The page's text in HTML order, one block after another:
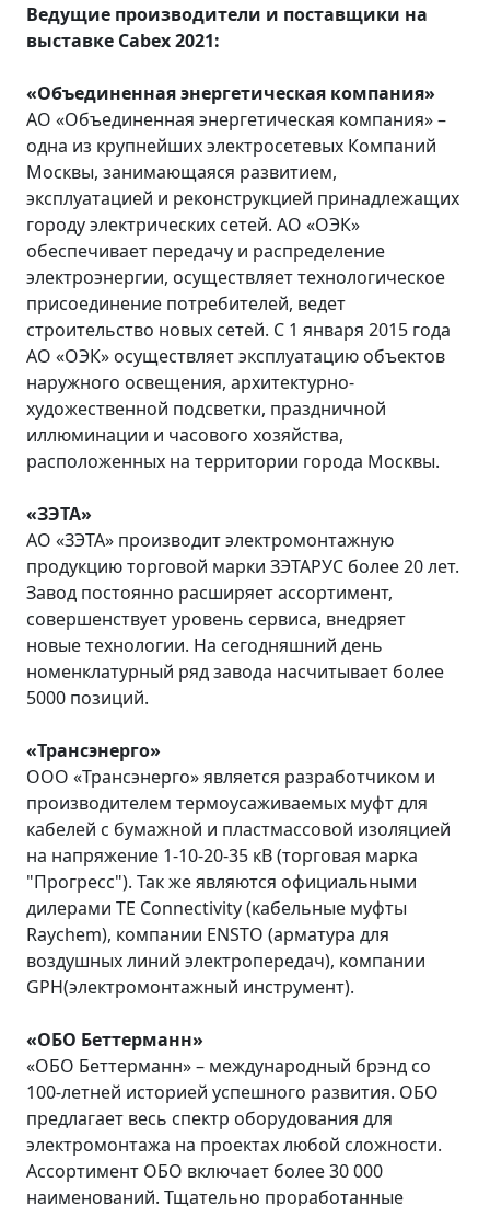
Ведущие производители и поставщики на
выставке Cabex2021:
«Объединенная энергетическая компания»
АО «Объединенная энергетическая компания» –
одна из крупнейших электросетевых Компаний
Москвы, занимающаяся развитием,
эксплуатацией и реконструкцией принадлежащих
городу электрических сетей. АО «ОЭК»
обеспечивает передачу и распределение
электроэнергии, осуществляет технологическое
присоединение потребителей, ведет
строительство новых сетей. С 1 января 2015 года
АО «ОЭК» осуществляет эксплуатацию объектов
наружного освещения, архитектурно-
художественной подсветки, праздничной
иллюминации и часового хозяйства,
расположенных на территории города Москвы.
«ЗЭТА»
АО «ЗЭТА» производит электромонтажную
продукцию торговой марки ЗЭТАРУС более 20 лет.
Завод постоянно расширяет ассортимент,
совершенствует уровень сервиса, внедряет
новые технологии. На сегодняшний день
номенклатурный ряд завода насчитывает более
5000 позиций.
«Трансэнерго»
ООО «Трансэнерго» является разработчиком и
производителем термоусаживаемых муфт для
кабелей с бумажной и пластмассовой изоляцией
на напряжение 1-10-20-35 кВ (торговая марка
"Прогресс"). Так же являются официальными
дилерами TE Connectivity (кабельные муфты
Raychem), компании ENSTO (арматура для
воздушных линий электропередач), компании
GPH(электромонтажный инструмент).
«ОБО Беттерманн»
«ОБО Беттерманн» – международный брэнд со
100-летней историей успешного развития. ОБО
предлагает весь спектр оборудования для
электромонтажа на проектах любой сложности.
Ассортимент ОБО включает более 30 000
наименований. Тщательно проработанные